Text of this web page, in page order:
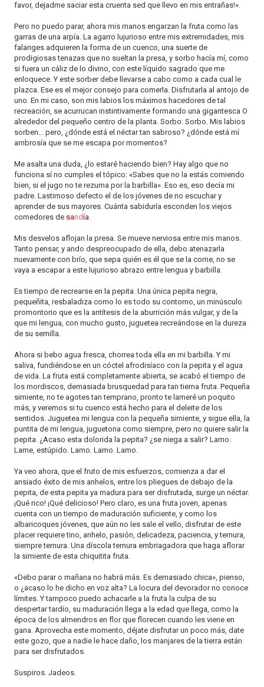
favor, dejadme saciar esta cruenta sed que llevo en mis entrañas!».
Pero no puedo parar, ahora mis manos engarzan la fruta como las
garras de una arpía. La agarro lujurioso entre mis extremidades, mis
falanges adquieren la forma de un cuenco, una suerte de
prodigiosas tenazas que no sueltan la presa, y sorbo hacía mí, como
si fuera un cáliz de lo divino, con este líquido sagrado que me
enloquece. Y este sorber debe llevarse a cabo como a cada cual le
plazca. Ese es el mejor consejo para comerla. Disfrutarla al antojo de
uno. En mi caso, son mis labios los máximos hacedores de tal
recreación, se acurrucan instintivamente formando una gigantesca O
alrededor del pequeño centro de la planta. Sorbo. Sorbo. Mis labios
sorben... pero, ¿dónde está el néctar tan sabroso? ¿dónde está mí
ambrosía que se me escapa por momentos?
Me asalta una duda, ¿lo estaré haciendo bien? Hay algo que no
funciona sí no cumples el tópico: «Sabes que no la estás comiendo
bien, si el jugo no te rezuma por la barbilla». Eso es, eso decía mi
padre. Lastimoso defecto el de los jóvenes de no escuchar y
aprender de sus mayores. Cuánta sabiduría esconden los viejos
comedores de sandía.
Mis desvelos aflojan la presa. Se mueve nerviosa entre mis manos.
Tanto pensar, y ando despreocupado de ella, debo atenazarla
nuevamente con brío, que sepa quién es él que se la come, no se
vaya a escapar a este lujurioso abrazo entre lengua y barbilla.
Es tiempo de recrearse en la pepita. Una única pepita negra,
pequeñita, resbaladiza como lo es todo su contorno, un minúsculo
promontorio que es la antítesis de la aburrición más vulgar, y de la
que mi lengua, con mucho gusto, juguetea recreándose en la dureza
de su semilla.
Ahora si bebo agua fresca, chorrea toda ella en mi barbilla. Y mi
saliva, fundiéndose en un cóctel afrodisíaco con la pepita y el agua
de vida. La fruta está completamente abierta, se acabó el tiempo de
los mordiscos, demasiada brusquedad para tan tierna fruta. Pequeña
simiente, no te agotes tan temprano, pronto te lameré un poquito
más, y veremos si tu cuenco está hecho para el deleite de los
sentidos. Juguetea mi lengua con la pequeña simiente, y sigue ella, la
puntita de mi lengua, juguetona como siempre, pero no quiere salir la
pepita. ¿Acaso esta dolorida la pepita? ¿se niega a salir? Lamo.
Lame, estúpido. Lamo. Lamo. Lamo.
Ya veo ahora, que el fruto de mis esfuerzos, comienza a dar el
ansiado éxito de mis anhelos, entre los pliegues de debajo de la
pepita, de esta pepita ya madura para ser disfrutada, surge un néctar.
¡Qué rico! ¡Qué delicioso! Pero claro, es una fruta joven, apenas
cuenta con un tiempo de maduración suficiente, y como los
albaricoques jóvenes, que aún no les sale el vello, disfrutar de este
placer requiere tino, anhelo, pasión, delicadeza, paciencia, y ternura,
siempre ternura. Una díscola ternura embriagadora que haga aflorar
la simiente de esta chiquitita fruta.
«Debo parar o mañana no habrá más. Es demasiado chica», pienso,
o ¿acaso lo he dicho en voz alta? La locura del devorador no conoce
límites. Y tampoco puedo achacarle a la fruta la culpa de su
despertar tardío, su maduración llega a la edad que llega, como la
época de los almendros en flor que florecen cuando les viene en
gana. Aprovecha este momento, déjate disfrutar un poco más, date
este gozo, que a nadie le hace daño, los manjares de la tierra están
para ser disfrutados.
Suspiros. Jadeos.